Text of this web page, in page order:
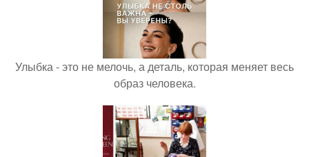
Улыбка - это не мелочь, а деталь, которая меняет весь
образ человека.